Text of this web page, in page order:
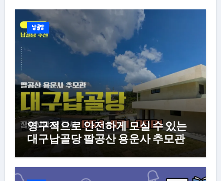
납골당
영구적으로 안전하게 모실 수 있는
대구납골당 팔공산 용운사 추모관